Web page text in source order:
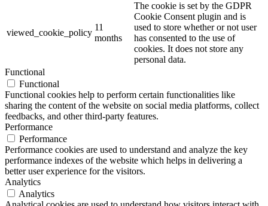
viewed_cookie_policy
11
months
The cookie is set by the GDPR
Cookie Consent plugin and is
used to store whether or not user
has consented to the use of
cookies. It does not store any
personal data.
Functional
Functional
Functional cookies help to perform certain functionalities like
sharing the content of the website on social media platforms, collect
feedbacks, and other third-party features.
Performance
Performance
Performance cookies are used to understand and analyze the key
performance indexes of the website which helps in delivering a
better user experience for the visitors.
Analytics
Analytics